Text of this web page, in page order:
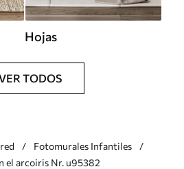
Hojas
TODOS
Fotomurales Infantiles
el arcoiris Nr. u95382